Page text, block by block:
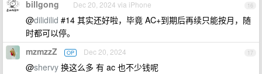
16
billgong Dec 20, 2024 via iPhone
@dilidilid #14 其实还好啦，毕竟 AC+到期后再续只能按月，随
时都可以停。
17
mzmzzZ OP Dec 20, 2024
@shervy 换这么多 有 ac 也不少钱呢